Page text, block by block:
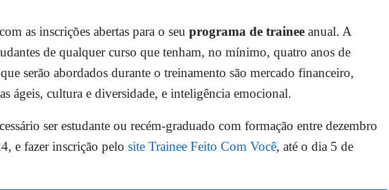
as inscrições abertas para o seu programa de trainee anual. A
de qualquer curso que tenham, no mínimo, quatro anos de
serão abordados durante o treinamento são mercado financeiro,
ágeis, cultura e diversidade, e inteligência emocional.
ser estudante ou recém-graduado com formação entre dezembro
e fazer inscrição pelo site Trainee Feito Com Você, até o dia 5 de